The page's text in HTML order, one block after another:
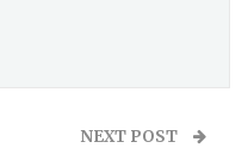
NEXT POST